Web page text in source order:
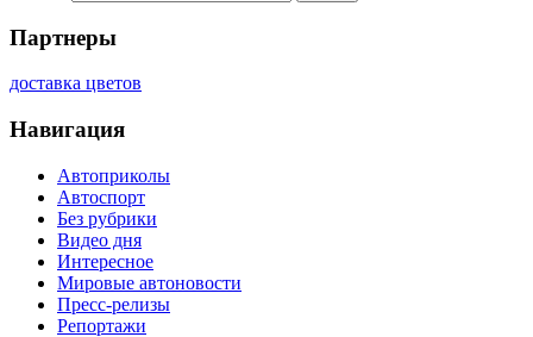
Партнеры
доставка цветов
Навигация
Автоприколы
Автоспорт
Без рубрики
Видео дня
Интересное
Мировые автоновости
Пресс-релизы
Репортажи